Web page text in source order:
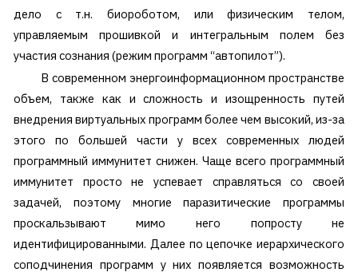
дело с т.н. биороботом, или физическим телом,
управляемым прошивкой и интегральным полем без
участия сознания (режим программ “автопилот”).
В современном энергоинформационном пространстве
объем, также как и сложность и изощренность путей
внедрения виртуальных программ более чем высокий, из-за
этого по большей части у всех современных людей
программный иммунитет снижен. Чаще всего программный
иммунитет просто не успевает справляться со своей
задачей, поэтому многие паразитические программы
проскальзывают мимо него попросту не
идентифицированными. Далее по цепочке иерархического
соподчинения программ у них появляется возможность